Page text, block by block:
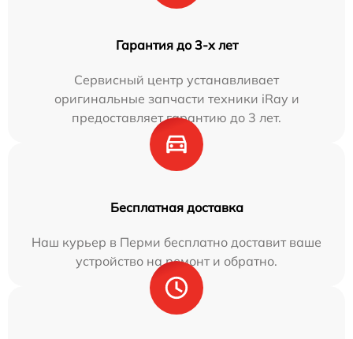
Гарантия до 3-х лет
Сервисный центр устанавливает
оригинальные запчасти техники iRay и
предоставляет гарантию до 3 лет.
Бесплатная доставка
Наш курьер в Перми бесплатно доставит ваше
устройство на ремонт и обратно.